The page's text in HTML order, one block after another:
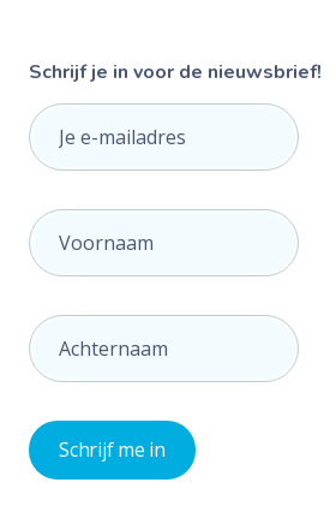
Schrijf je in voor de nieuwsbrief!